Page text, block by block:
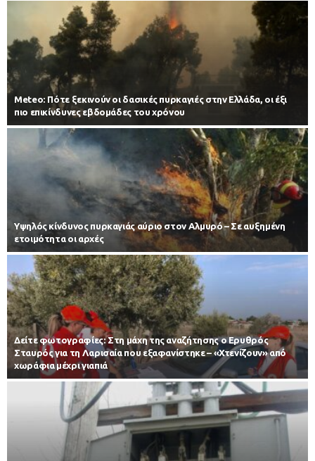
Meteo: Πότε ξεκινούν οι δασικές πυρκαγιές στην Ελλάδα, οι έξι
πιο επικίνδυνες εβδομάδες του χρόνου
Υψηλός κίνδυνος πυρκαγιάς αύριο στον Αλμυρό – Σε αυξημένη
ετοιμότητα οι αρχές
Δείτε φωτογραφίες: Στη μάχη της αναζήτησης ο Ερυθρός
Σταυρός για τη Λαρισαία που εξαφανίστηκε – «Χτενίζουν» από
χωράφια μέχρι γιαπιά